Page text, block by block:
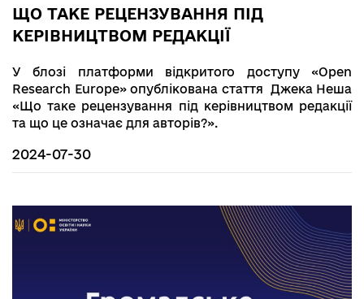
ЩО ТАКЕ РЕЦЕНЗУВАННЯ ПІД
КЕРІВНИЦТВОМ РЕДАКЦІЇ
У блозі платформи відкритого доступу «Open
Research Europe» опублікована стаття Джека Неша
«Що таке рецензування під керівництвом редакції
та що це означає для авторів?».
2024-07-30